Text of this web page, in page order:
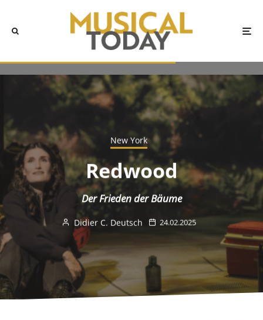
New York
Redwood
Der Frieden der Bäume
Didier C. Deutsch 24.02.2025